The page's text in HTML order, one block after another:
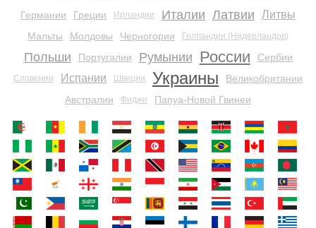
Германии Греции Ирландии Италии Латвии Литвы
Мальты Молдовы Черногории Голландии (Нидерландов)
Польши Португалии Румынии России Сербии
Словении Испании Швеции Украины
Великобритании
Австралии
Фиджи Папуа-Новой Гвинеи